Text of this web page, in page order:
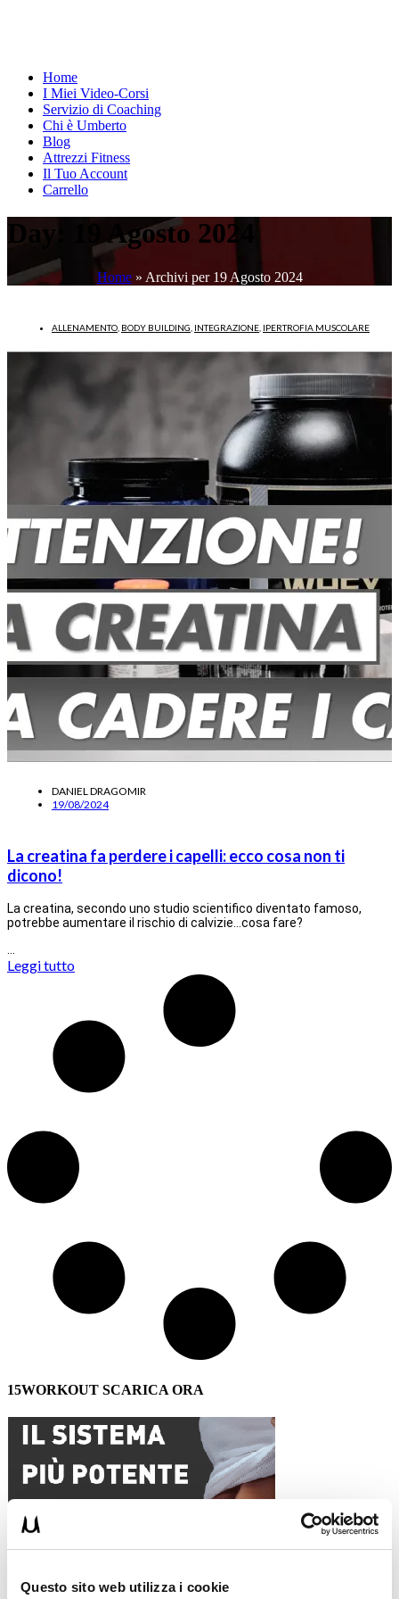
Questo sito web utilizza i cookie
Home
I Miei Video-Corsi
Servizio di Coaching
Chi è Umberto
Blog
Attrezzi Fitness
Il Tuo Account
Carrello
Day: 19 Agosto 2024
Home» Archivi per 19 Agosto 2024
ALLENAMENTO BODY BUILDING INTEGRAZIONE IPERTROFIA MUSCOLARE
DANIEL DRAGOMIR
19/08/2024
La creatina fa perdere i capelli: ecco cosa non ti
dicono!
La creatina, secondo uno studio scientifico diventato famoso,
potrebbe aumentare il rischio di calvizie…cosa fare?
Leggi tutto
15WORKOUT SCARICA ORA